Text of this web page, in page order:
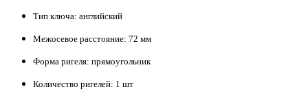
Тип ключа: английский
Межосевое расстояние: 72 мм
Форма ригеля: прямоугольник
Количество ригелей: 1 шт